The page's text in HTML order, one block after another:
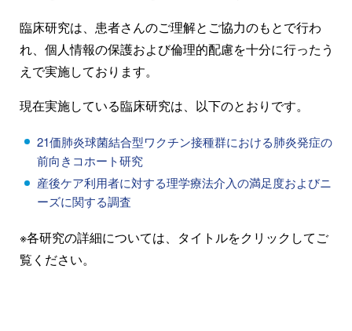
臨床研究は、患者さんのご理解とご協力のもとで行わ
れ、個人情報の保護および倫理的配慮を十分に行ったう
えで実施しております。
現在実施している臨床研究は、以下のとおりです。
21価肺炎球菌結合型ワクチン接種群における肺炎発症の
前向きコホート研究
産後ケア利用者に対する理学療法介入の満足度およびニ
ーズに関する調査
※各研究の詳細については、タイトルをクリックしてご
覧ください。